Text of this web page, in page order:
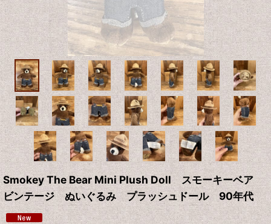
Smokey The Bear Mini Plush Doll スモーキーベア
ビンテージ ぬいぐるみ プラッシュドール 90年代